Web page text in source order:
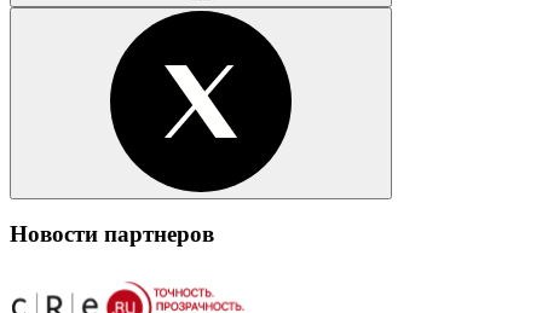
Новости партнеров